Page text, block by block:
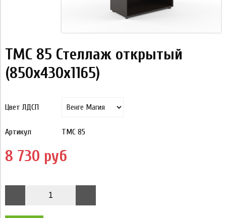
TMC 85 Стеллаж открытый
(850х430х1165)
Цвет ЛДСП
Артикул TMC 85
8 730 руб